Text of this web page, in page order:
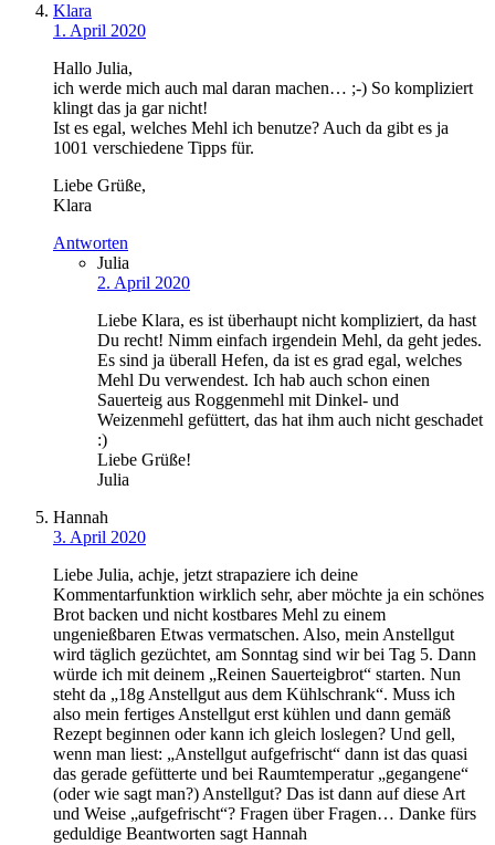
Klara
1. April 2020
Hallo Julia,
ich werde mich auch mal daran machen… ;-) So kompliziert
klingt das ja gar nicht!
Ist es egal, welches Mehl ich benutze? Auch da gibt es ja
1001 verschiedene Tipps für.
Liebe Grüße,
Klara
Antworten
Julia
2. April 2020
Liebe Klara, es ist überhaupt nicht kompliziert, da hast
Du recht! Nimm einfach irgendein Mehl, da geht jedes.
Es sind ja überall Hefen, da ist es grad egal, welches
Mehl Du verwendest. Ich hab auch schon einen
Sauerteig aus Roggenmehl mit Dinkel- und
Weizenmehl gefüttert, das hat ihm auch nicht geschadet
:)
Liebe Grüße!
Julia
Hannah
3. April 2020
Liebe Julia, achje, jetzt strapaziere ich deine
Kommentarfunktion wirklich sehr, aber möchte ja ein schönes
Brot backen und nicht kostbares Mehl zu einem
ungenießbaren Etwas vermatschen. Also, mein Anstellgut
wird täglich gezüchtet, am Sonntag sind wir bei Tag 5. Dann
würde ich mit deinem „Reinen Sauerteigbrot“ starten. Nun
steht da „18g Anstellgut aus dem Kühlschrank“. Muss ich
also mein fertiges Anstellgut erst kühlen und dann gemäß
Rezept beginnen oder kann ich gleich loslegen? Und gell,
wenn man liest: „Anstellgut aufgefrischt“ dann ist das quasi
das gerade gefütterte und bei Raumtemperatur „gegangene“
(oder wie sagt man?) Anstellgut? Das ist dann auf diese Art
und Weise „aufgefrischt“? Fragen über Fragen… Danke fürs
geduldige Beantworten sagt Hannah